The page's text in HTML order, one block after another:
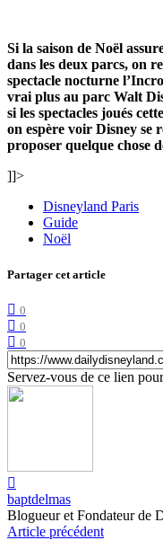
Si la saison de Noël
dans les deux parcs, on
spectacle nocturne
vrai plus au parc Walt
si les spectacles joués
on espère voir Disney se
proposer quelque chose
]]>
Disneyland Paris
Guide
Noël
Partager cet article
0
0
0
Servez-vous de ce lien
baptdelmas
Blogueur et Fondateur de
Article précédent